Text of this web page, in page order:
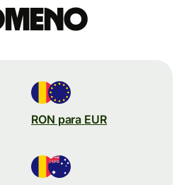
RON para EUR